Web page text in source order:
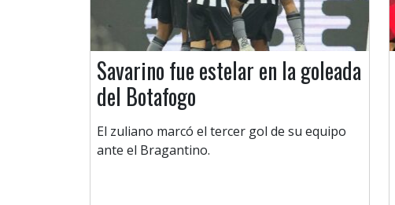
Savarino fue estelar en la goleada
del Botafogo
El zuliano marcó el tercer gol de su equipo
ante el Bragantino.